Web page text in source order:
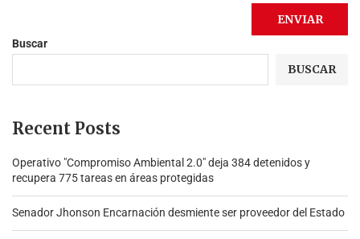
Buscar
BUSCAR
Recent Posts
Operativo "Compromiso Ambiental 2.0″ deja 384 detenidos y
recupera 775 tareas en áreas protegidas
Senador Jhonson Encarnación desmiente ser proveedor del Estado